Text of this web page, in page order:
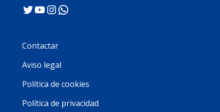
Twitter
YouTube
Instagram
WhatsApp
Contactar
Aviso legal
Política de cookies
Política de privacidad